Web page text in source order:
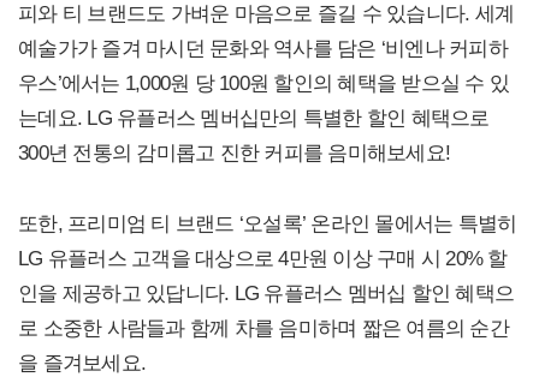
피와 티 브랜드도 가벼운 마음으로 즐길 수 있습니다. 세계
예술가가 즐겨 마시던 문화와 역사를 담은 ‘비엔나 커피하
우스’에서는 1,000원 당 100원 할인의 혜택을 받으실 수 있
는데요. LG 유플러스 멤버십만의 특별한 할인 혜택으로
300년 전통의 감미롭고 진한 커피를 음미해보세요!
또한, 프리미엄 티 브랜드 ‘오설록’ 온라인 몰에서는 특별히
LG 유플러스 고객을 대상으로 4만원 이상 구매 시 20% 할
인을 제공하고 있답니다. LG 유플러스 멤버십 할인 혜택으
로 소중한 사람들과 함께 차를 음미하며 짧은 여름의 순간
을 즐겨보세요.